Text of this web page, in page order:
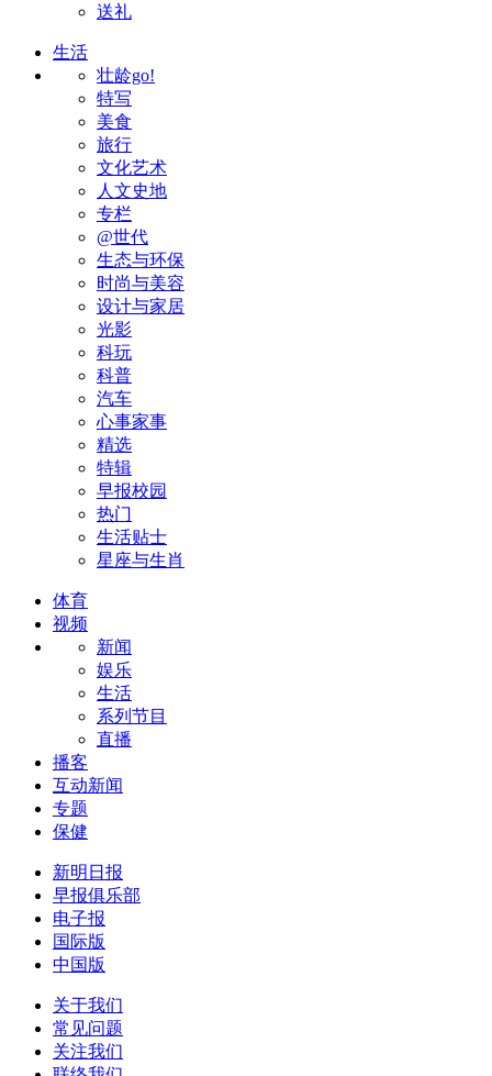
送礼
生活
壮龄go!
特写
美食
旅行
文化艺术
人文史地
专栏
@世代
生态与环保
时尚与美容
设计与家居
光影
科玩
科普
汽车
心事家事
精选
特辑
早报校园
热门
生活贴士
星座与生肖
体育
视频
新闻
娱乐
生活
系列节目
直播
播客
互动新闻
专题
保健
新明日报
早报俱乐部
电子报
国际版
中国版
关于我们
常见问题
关注我们